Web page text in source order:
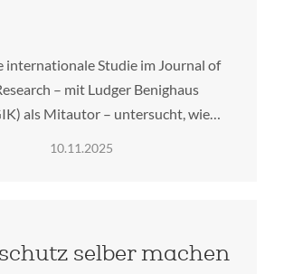
internationale Studie im Journal of
– mit Ludger Benighaus
als Mitautor – untersucht, wie…
10.11.2025
selber machen